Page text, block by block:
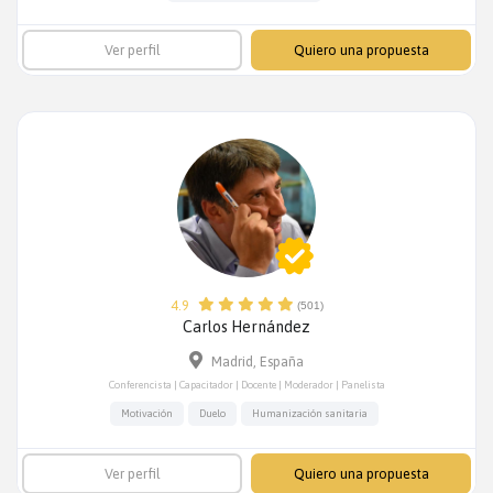
Ver perfil Quiero una propuesta
4.9 (501)
Carlos Hernández
Madrid, España
Conferencista | Capacitador | Docente | Moderador | Panelista
Motivación Duelo Humanización sanitaria
Ver perfil Quiero una propuesta